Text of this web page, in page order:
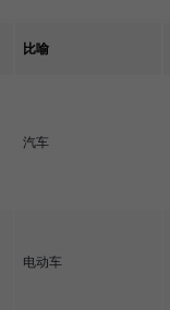
比喻
汽车
电动车